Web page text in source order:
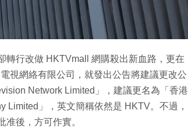
轉行改做 HKTVmall 網購殺出新血路，更在
視網絡有限公司，就發出公告將建議更改公
Network Limited」，建議更名為「香港
Limited」，英文簡稱依然是 HKTV。不過，
後，方可作實。